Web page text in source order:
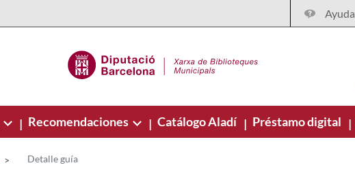
Ayuda
| Recomendaciones | Catálogo Aladí | Préstamo digital |
Detalle guía